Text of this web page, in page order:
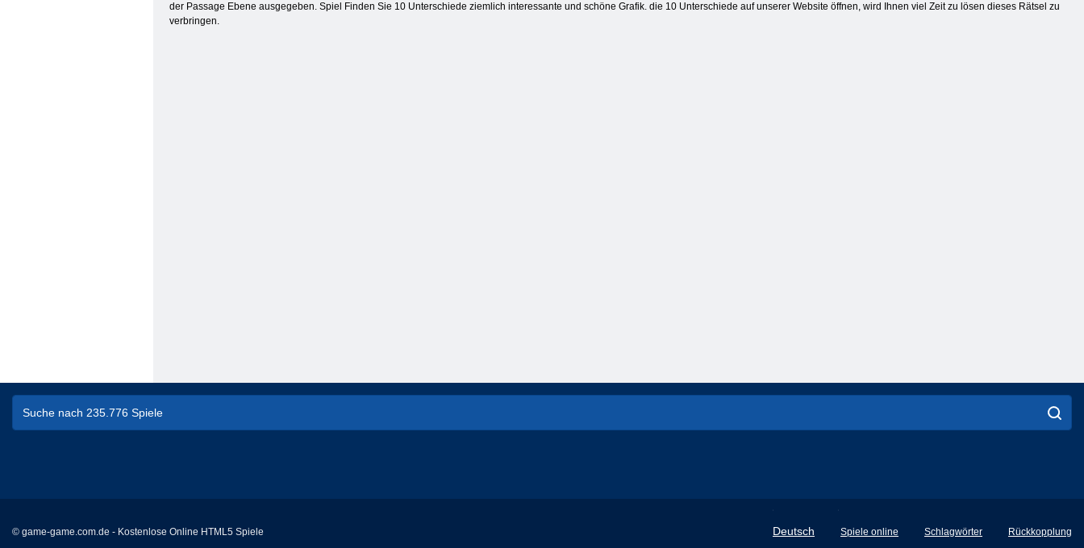
der Passage Ebene ausgegeben. Spiel Finden Sie 10 Unterschiede ziemlich interessante und schöne Grafik. die 10 Unterschiede auf unserer Website öffnen, wird Ihnen viel Zeit zu lösen dieses Rätsel zu
verbringen.
© game-game.com.de - Kostenlose Online HTML5 Spiele Deutsch
English
Spiele online Schlagwörter Rückkopplung